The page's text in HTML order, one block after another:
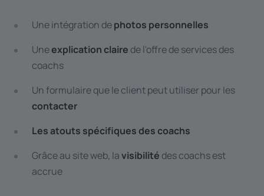
Une intégration dephotos personnelles
Uneexplication claire de l'offre de services des
coachs
Un formulaire que le client peut utiliser pour les
contacter
Les atouts spécifiques des coachs
Grâce au site web, lavisibilité des coachs est
accrue